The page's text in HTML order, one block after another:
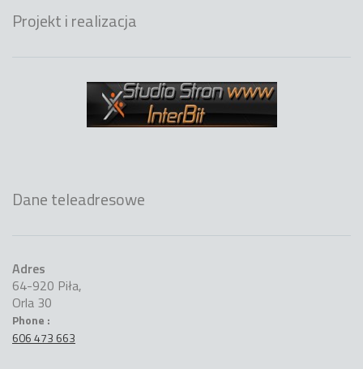
Projekt i realizacja
Dane teleadresowe
Adres
64-920 Piła,
Orla 30
Phone :
606 473 663